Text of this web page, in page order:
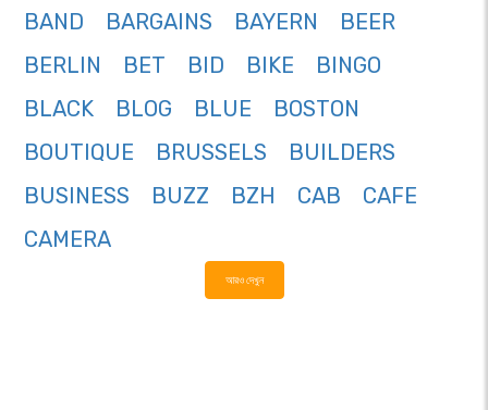
BAND
BARGAINS BAYERN
BEER
BERLIN
BET BID BIKE
BINGO
BLACK
BLOG BLUE
BOSTON
BOUTIQUE
BRUSSELS
BUILDERS
BUSINESS
BUZZ BZH CAB
CAFE
CAMERA
আরও দেখুন